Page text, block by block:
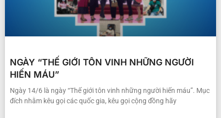
NGÀY “THẾ GIỚI TÔN VINH NHỮNG NGƯỜI
HIẾN MÁU”
Ngày 14/6 là ngày “Thế giới tôn vinh những người hiến máu”. Mục
đích nhằm kêu gọi các quốc gia, kêu gọi cộng đồng hãy